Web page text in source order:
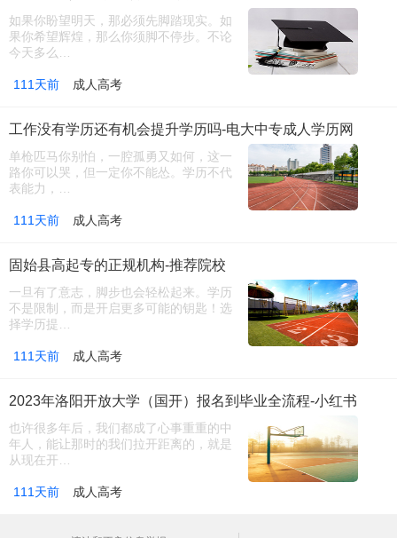
如果你盼望明天，那必须先脚踏现实。如
果你希望辉煌，那么你须脚不停步。不论
今天多么…
111天前 成人高考
工作没有学历还有机会提升学历吗-电大中专成人学历网
单枪匹马你别怕，一腔孤勇又如何，这一
路你可以哭，但一定你不能怂。学历不代
表能力，…
111天前 成人高考
固始县高起专的正规机构-推荐院校
一旦有了意志，脚步也会轻松起来。学历
不是限制，而是开启更多可能的钥匙！选
择学历提…
111天前 成人高考
2023年洛阳开放大学（国开）报名到毕业全流程-小红书
也许很多年后，我们都成了心事重重的中
年人，能让那时的我们拉开距离的，就是
从现在开…
111天前 成人高考